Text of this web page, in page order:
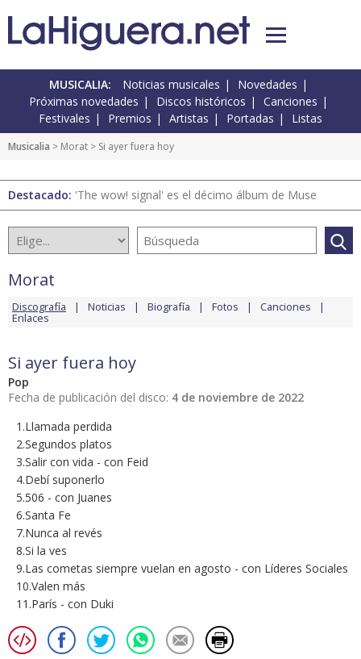
MUSICALIA: Noticias musicales
Novedades
Próximas novedades
Discos históricos
Canciones
Festivales
Premios Artistas Portadas Listas
Musicalia > Morat > Si ayer fuera hoy
Destacado: 'The wow! signal' es el décimo álbum de Muse
Morat
Discografía Noticias Biografía Fotos Canciones
Enlaces
Si ayer fuera hoy
Pop
Fecha de publicación del disco: 4 de noviembre de 2022
1.Llamada perdida
2.Segundos platos
3.Salir con vida - con Feid
4.Debí suponerlo
5.506 - con Juanes
6.Santa Fe
7.Nunca al revés
8.Si la ves
9.Las cometas siempre vuelan en agosto - con Líderes Sociales
10.Valen más
11.París - con Duki